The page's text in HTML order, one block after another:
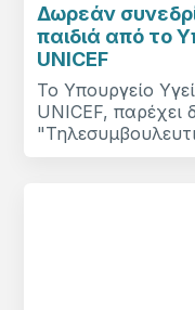
Δωρεάν
παιδιά από το
UNICEF
Το Υπουργείο
UNICEF, παρέχει